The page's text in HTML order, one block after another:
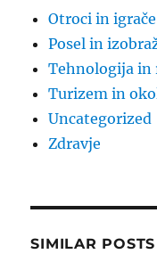
Otroci in igrače
Posel in
Tehnologija in
Turizem in
Uncategorized
Zdravje
SIMILAR POSTS